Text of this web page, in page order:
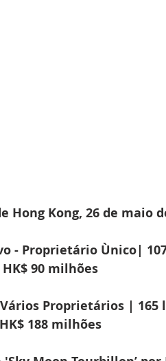
Hong Kong, 26 de maio
- Proprietário Ùnico|
90 milhões
Proprietários | 165
188 milhões